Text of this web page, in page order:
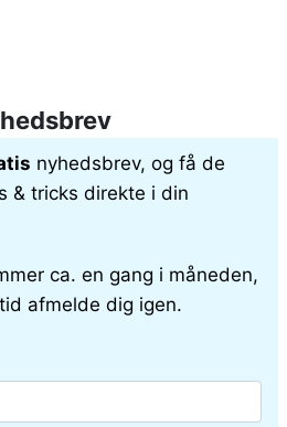
nyhedsbrev, og få de
& tricks direkte i din
ca. en gang i måneden,
afmelde dig igen.